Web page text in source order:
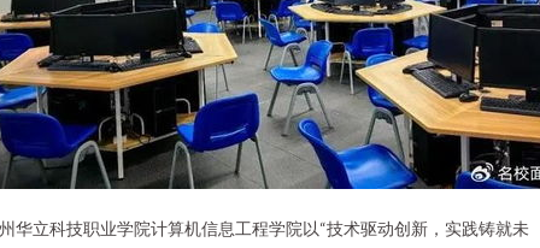
华立科技职业学院计算机信息工程学院以“技术驱动创新，实践铸就未